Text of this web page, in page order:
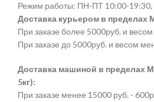
Режим работы: ПН-ПТ 10:00-
Доставка курьером в пределах
При заказе более 5000руб. и
При заказе до 5000руб. и весом
Доставка машиной в пределах
5кг):
При заказе менее 15000 руб. -